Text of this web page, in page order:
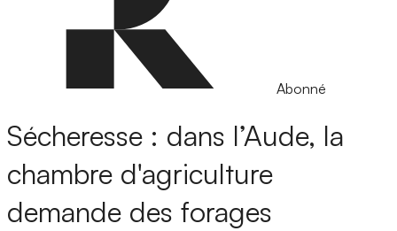
Abonné
Sécheresse : dans l’Aude, la
chambre d'agriculture
demande des forages